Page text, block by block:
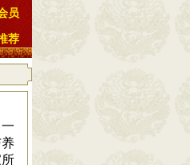
员
荐